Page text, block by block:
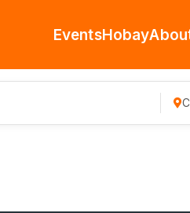
EventsHobay